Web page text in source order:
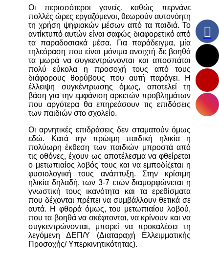
Οι περισσότεροι γονείς, καθώς περνάνε
πολλές ώρες εργαζόμενοι, θεωρούν αυτονόητη
τη χρήση ψηφιακών μέσων από τα παιδιά. Το
αντίκτυπό αυτών είναι σαφώς διαφορετικό από
τα παραδοσιακά μέσα. Για παράδειγμα, μία
τηλεόραση που είναι μόνιμα ανοιχτή δε βοηθά
τα μωρά να συγκεντρώνονται και αποσπάται
πολύ εύκολα η προσοχή τους από τους
διάφορους θορύβους που αυτή παράγει. Η
έλλειψη συγκέντρωσης όμως, αποτελεί τη
βάση για την εμφάνιση αρκετών προβλημάτων
που αργότερα θα επηρεάσουν τις επιδόσεις
των παιδιών στο σχολείο.
Οι αρνητικές επιδράσεις δεν σταματούν όμως
εδώ. Κατά την πρώιμη παιδική ηλικία η
πολύωρη έκθεση των παιδιών μπροστά από
τις οθόνες, έχουν ως αποτέλεσμα να φθείρεται
ο μετωπιαίος λοβός τους και να εμποδίζεται η
φυσιολογική τους ανάπτυξη. Στην κρίσιμη
ηλικία δηλαδή, των 3-7 ετών διαμορφώνεται η
γνωστική τους ικανότητα και τα ερεθίσματα
που δέχονται πρέπει να συμβάλλουν θετικά σε
αυτά. Η φθορά όμως, του μετωπιαίου λοβού,
που τα βοηθά να σκέφτονται, να κρίνουν και να
συγκεντρώνονται, μπορεί να προκαλέσει τη
λεγόμενη ΔΕΠ/Υ (Διαταραχή Ελλειμματικής
Προσοχής/ Υπερκινητικότητας).